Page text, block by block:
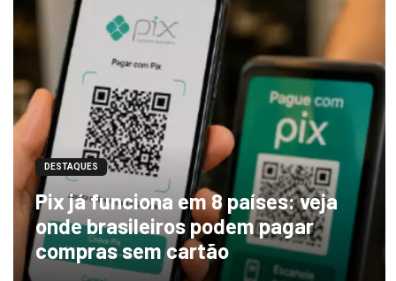
DESTAQUES
Pix já funciona em 8 países: veja
onde brasileiros podem pagar
compras sem cartão